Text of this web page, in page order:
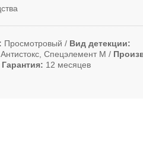
Просмотровый
Вид детекции
Спецэлемент М
Гарантия 12 месяцев